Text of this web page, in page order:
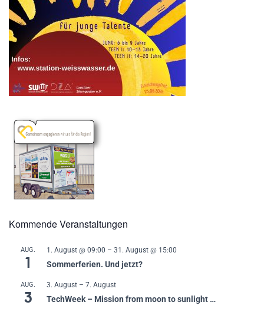
Kommende Veranstaltungen
AUG.
1
1. August @ 09:00 – 31. August @ 15:00
Sommerferien. Und jetzt?
AUG.
3
3. August – 7. August
TechWeek – Mission from moon to sunlight …